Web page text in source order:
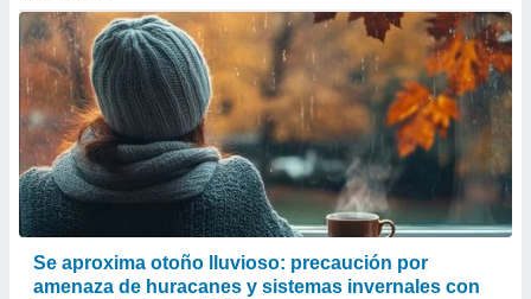
Se aproxima otoño lluvioso: precaución por
amenaza de huracanes y sistemas invernales con